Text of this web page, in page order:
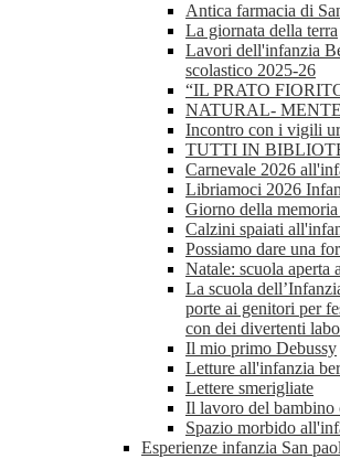
Antica farmacia di
La giornata della terra
Lavori dell'infanzia
scolastico 2025-26
“IL PRATO
NATURAL- MENTE
Incontro con i vigili
TUTTI IN
Carnevale 2026
Libriamoci 2026
Giorno della
Calzini spaiati
Possiamo dare una
Natale: scuola aperta
La scuola
porte ai genitori per
con dei divertenti
Il mio primo Debussy
Letture all'infanzia
Lettere smerigliate
Il lavoro del
Spazio morbido
Esperienze infanzia San